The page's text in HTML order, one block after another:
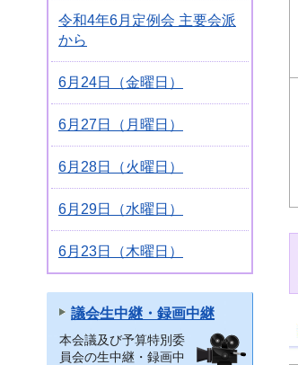
令和4年6月定例会 主要会派
から
6月24日（金曜日）
6月27日（月曜日）
6月28日（火曜日）
6月29日（水曜日）
6月23日（木曜日）
議会生中継・録画中継
本会議及び予算特別委
員会の生中継・録画中